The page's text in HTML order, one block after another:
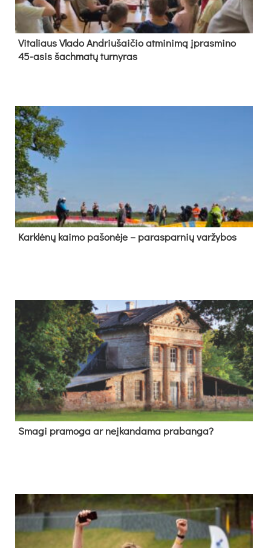
Vi­ta­liaus Vla­do And­riu­šai­čio at­mi­ni­mą įpras­mi­no
45-asis šach­ma­tų tur­ny­ras
Kark­lė­nų kai­mo pa­šo­nė­je – pa­ras­par­nių var­žy­bos
Sma­gi pra­mo­ga ar neį­kan­da­ma pra­ban­ga?